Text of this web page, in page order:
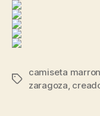
Etiquetas
camiseta
zaragoza,